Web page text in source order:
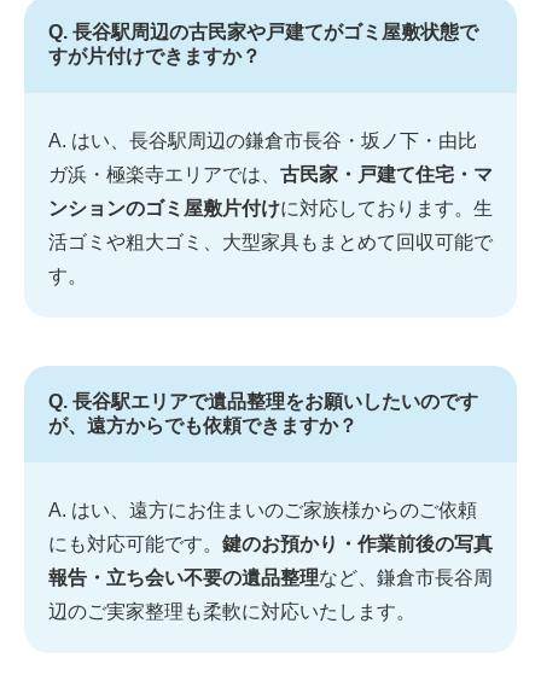
Q. 長谷駅周辺の古民家や戸建てがゴミ屋敷状態で
すが片付けできますか？
A. はい、長谷駅周辺の鎌倉市長谷・坂ノ下・由比
ガ浜・極楽寺エリアでは、 古民家・戸建て住宅・マ
ンションのゴミ屋敷片付けに対応しております。生
活ゴミや粗大ゴミ、大型家具もまとめて回収可能で
す。
Q. 長谷駅エリアで遺品整理をお願いしたいのです
が、遠方からでも依頼できますか？
A. はい、遠方にお住まいのご家族様からのご依頼
にも対応可能です。 鍵のお預かり・作業前後の写真
報告・立ち会い不要の遺品整理など、鎌倉市長谷周
辺のご実家整理も柔軟に対応いたします。